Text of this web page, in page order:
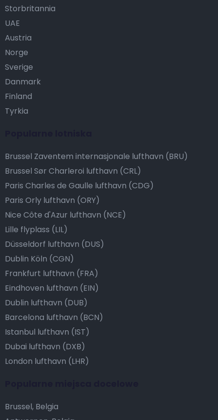
Storbritannia
UAE
Austria
Norge
Sverige
Danmark
Finland
Tyrkia
Brussel Zaventem internasjonale lufthavn (BRU)
Brussel Sør Charleroi lufthavn (CRL)
Paris Charles de Gaulle lufthavn (CDG)
Paris Orly lufthavn (ORY)
Nice Côte d'Azur lufthavn (NCE)
Lille flyplass (LIL)
Düsseldorf lufthavn (DUS)
Dublin Köln (CGN)
Frankfurt lufthavn (FRA)
Eindhoven lufthavn (EIN)
Dublin lufthavn (DUB)
Barcelona lufthavn (BCN)
Istanbul lufthavn (IST)
Dubai lufthavn (DXB)
London lufthavn (LHR)
Brussel, Belgia